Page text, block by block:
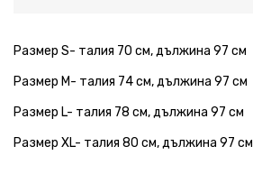
Размер S- талия 70 см, дължина 97 см
Размер М- талия 74 см, дължина 97 см
Размер L- талия 78 см, дължина 97 см
Размер XL- талия 80 см, дължина 97 см